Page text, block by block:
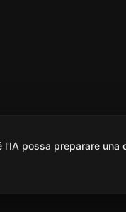
possa preparare una